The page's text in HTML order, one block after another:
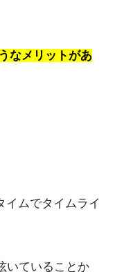
なメリットがあ
イムでタイムライ
いていることか